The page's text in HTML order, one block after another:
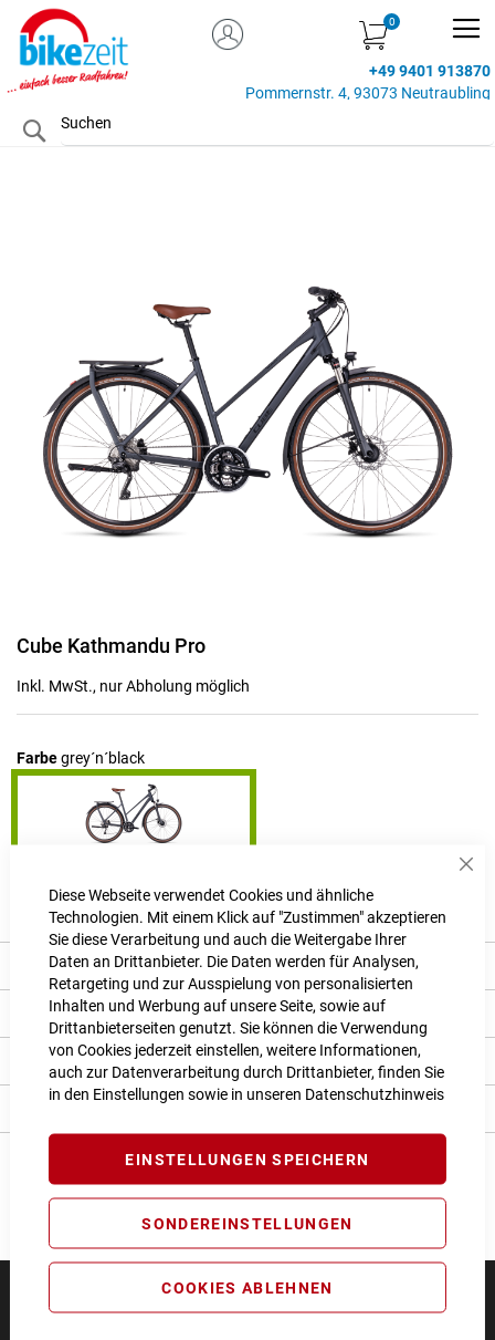
Diese Webseite verwendet Cookies und ähnliche
Technologien. Mit einem Klick auf "Zustimmen" akzeptieren
Sie diese Verarbeitung und auch die Weitergabe Ihrer
Daten an Drittanbieter. Die Daten werden für Analysen,
Retargeting und zur Ausspielung von personalisierten
Inhalten und Werbung auf unsere Seite, sowie auf
Drittanbieterseiten genutzt. Sie können die Verwendung
von Cookies jederzeit einstellen, weitere Informationen,
auch zur Datenverarbeitung durch Drittanbieter, finden Sie
in den Einstellungen sowie in unseren Datenschutzhinweis
EINSTELLUNGEN SPEICHERN
SONDEREINSTELLUNGEN
COOKIES ABLEHNEN
MEIN KONTO
+49 9401 913870
Pommernstr. 4, 93073 Neutraubling
Search
Zum
der
Cube Kathmandu Pro
Inkl. MwSt., nur Abholung möglich
Farbegrey´n´black
Beschreibung
Produkt Details
Bewertungen
Angaben zur Produktsicherheit